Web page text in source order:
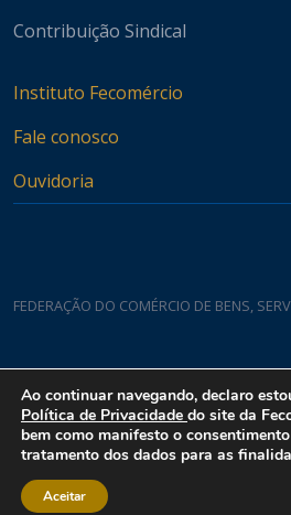
Contribuição Sindical
Instituto Fecomércio
Fale conosco
Ouvidoria
FEDERAÇÃO DO COMÉRCIO DE BENS,
Rua Padre João Damasceno, 1935 - Lagoa
Ao continuar navegando, declaro
Política de Privacidade do site da
bem como manifesto o
tratamento dos dados para as
Aceitar